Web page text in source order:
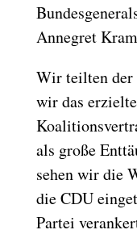
Annegret
Wir teilten der
wir das
als große
sehen wir die
die CDU
Partei